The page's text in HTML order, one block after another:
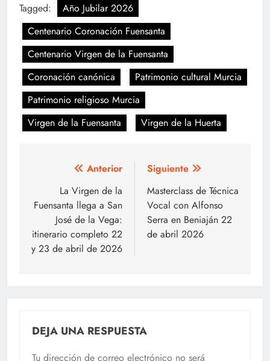
Tagged:
Año Jubilar 2026
Centenario Coronación Fuensanta
Centenario Virgen de la Fuensanta
Coronación canónica
Patrimonio cultural Murcia
Patrimonio religioso Murcia
Virgen de la Fuensanta
Virgen de la Huerta
Navegación
entradas
Anterior
La Virgen de la
Fuensanta llega a San
José de la Vega:
itinerario completo 22
y 23 de abril de 2026
Siguiente
Masterclass de Técnica
Vocal con Alfonso
Serra en Beniaján 22
de abril 2026
DEJA UNA RESPUESTA
Tu dirección de correo electrónico no será